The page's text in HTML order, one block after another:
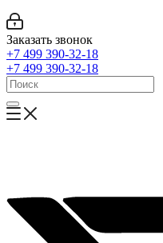
Заказать звонок
+7 499 390-32-18
+7 499 390-32-18